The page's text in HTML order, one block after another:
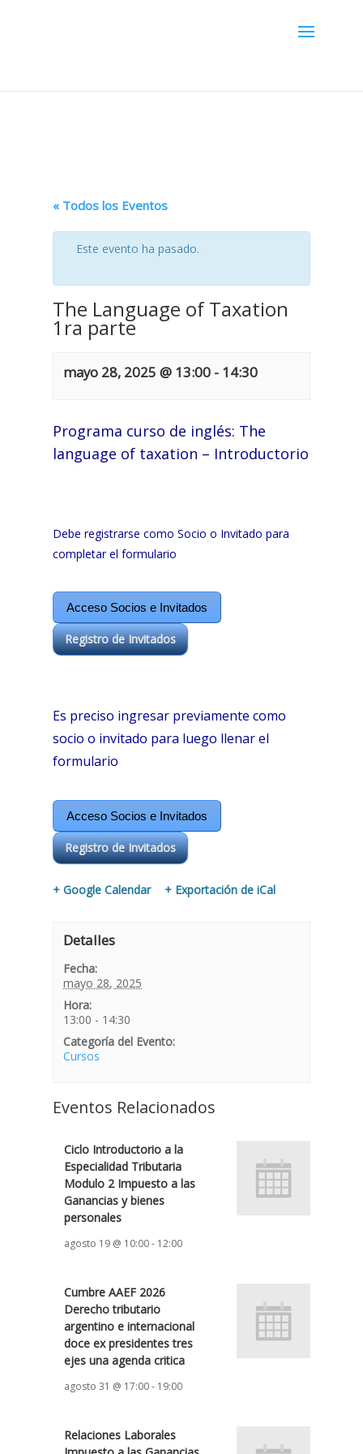
« Todos los Eventos
Este evento ha pasado.
The Language of Taxation
1ra parte
mayo 28, 2025 @ 13:00- 14:30
Programa curso de inglés: The
language of taxation – Introductorio
Debe registrarse como Socio o Invitado para
completar el formulario
Acceso Socios e Invitados
Registro de Invitados
Es preciso ingresar previamente como
socio o invitado para luego llenar el
formulario
Acceso Socios e Invitados
Registro de Invitados
+ Google Calendar + Exportación de iCal
Detalles
Fecha:
mayo 28, 2025
Hora:
13:00 - 14:30
Categoría del Evento:
Cursos
Eventos Relacionados
Ciclo Introductorio a la
Especialidad Tributaria
Modulo 2 Impuesto a las
Ganancias y bienes
personales
agosto 19 @ 10:00- 12:00
Cumbre AAEF 2026
Derecho tributario
argentino e internacional
doce ex presidentes tres
ejes una agenda critica
agosto 31 @ 17:00- 19:00
Relaciones Laborales